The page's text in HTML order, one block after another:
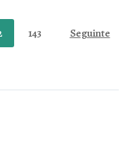
143 Seguinte